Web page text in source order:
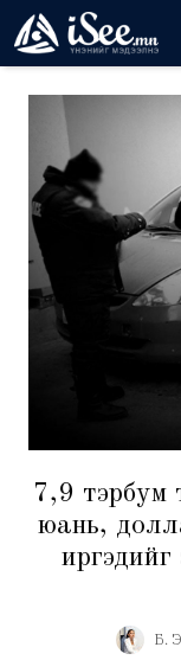
7,9 тэрбум
юань,
Б.